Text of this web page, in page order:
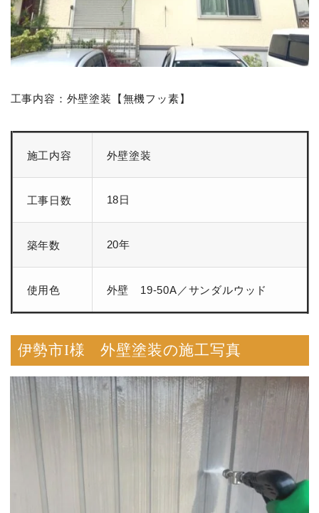
工事内容：外壁塗装【無機フッ素】
施工内容 外壁塗装
工事日数 18日
築年数 20年
使用色 外壁 19-50A／サンダルウッド
伊勢市I様 外壁塗装の施工写真